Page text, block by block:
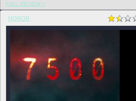
FULL REVIEW »
HOROR